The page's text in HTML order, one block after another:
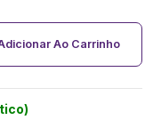
Ao Carrinho